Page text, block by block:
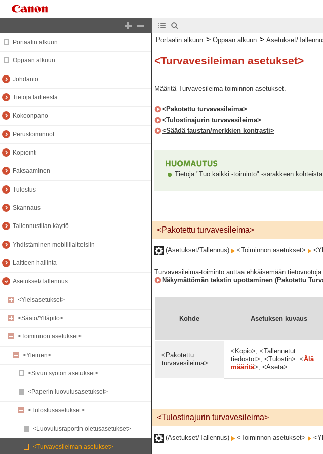
Portaalin alkuun
Oppaan alkuun
Johdanto
Tietoja laitteesta
Kokoonpano
Perustoiminnot
Kopiointi
Faksaaminen
Tulostus
Skannaus
Tallennustilan käyttö
Yhdistäminen mobiililaitteisiin
Laitteen hallinta
Asetukset/Tallennus
<Yleisasetukset>
<Säätö/Ylläpito>
<Toiminnon asetukset>
<Yleinen>
<Sivun syötön asetukset>
<Paperin luovutusasetukset>
<Tulostusasetukset>
<Luovutusraportin oletusasetukset>
<Turvavesileiman asetukset>
Portaalin alkuun > Oppaan alkuun > Asetukset/
<Turvavesileiman asetukset>
Määritä Turvavesileima-toiminnon asetukset.
<Pakotettu turvavesileima>
<Tulostinajurin turvavesileima>
<Säädä taustan/merkkien kontrasti>
Tietoja "Tuo kaikki -toiminto" -sarakkeen
<Pakotettu turvavesileima>
(Asetukset/Tallennus) <Toiminnon asetukset>
Turvavesileima-toiminto auttaa ehkäisemään
Näkymättömän tekstin upottaminen (Pakotettu
Kohde Asetuksen kuvaus
<Pakotettu
turvavesileima>
<Kopio>, <Tallennetut
tiedostot>, <Tulostin>: <Älä
määritä>, <Aseta>
<Tulostinajurin turvavesileima>
(Asetukset/Tallennus) <Toiminnon asetukset>